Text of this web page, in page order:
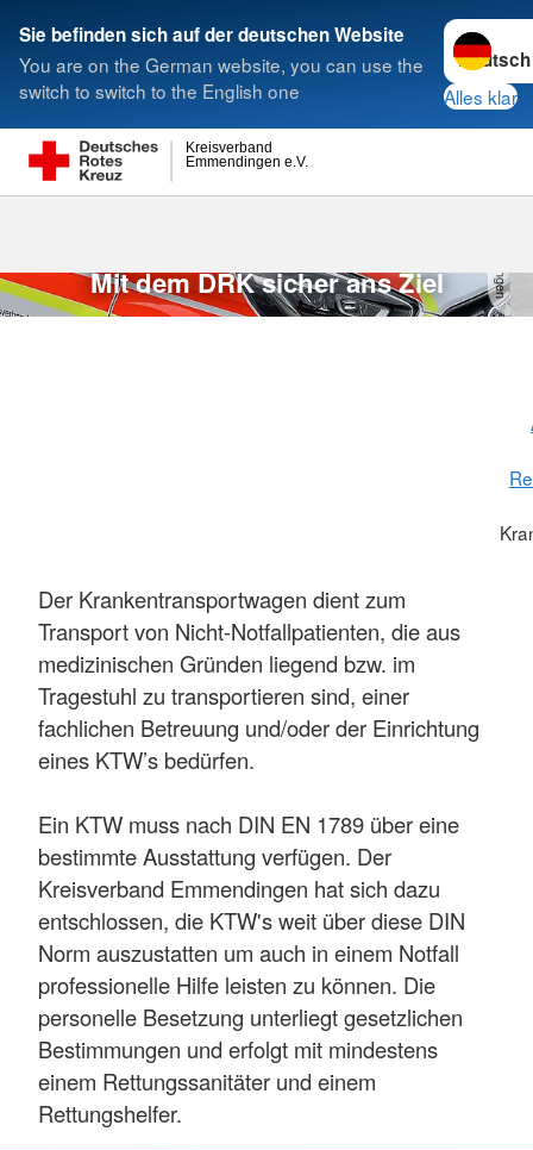
Sie befinden sich auf der deutschen Website
You are on the German website, you can use the
switch to switch to the English one
Sprache
Alles klar
Emmendingen e.V.
Kreisverband
Suche
n
Mit dem DRK sicher ans Ziel
Der Krankentransportwagen dient zum
Transport von Nicht-Notfallpatienten, die aus
medizinischen Gründen liegend bzw. im
Tragestuhl zu transportieren sind, einer
fachlichen Betreuung und/oder der Einrichtung
eines KTW’s bedürfen.
Ein KTW muss nach DIN EN 1789 über eine
bestimmte Ausstattung verfügen. Der
Kreisverband Emmendingen hat sich dazu
entschlossen, die KTW's weit über diese DIN
Norm auszustatten um auch in einem Notfall
professionelle Hilfe leisten zu können. Die
personelle Besetzung unterliegt gesetzlichen
Bestimmungen und erfolgt mit mindestens
einem Rettungssanitäter und einem
Rettungshelfer.